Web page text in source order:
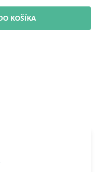
KOŠÍKA